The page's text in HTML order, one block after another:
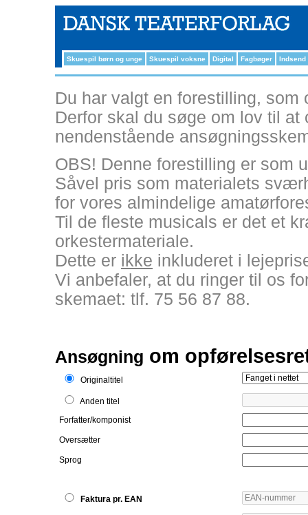
Skuespil børn og unge Skuespil voksne Digital Fagbøger Indsend
Du har valgt en forestilling,
Derfor skal du søge om lov til
nendenstående
OBS! Denne forestilling er som
Såvel pris som materialets
for vores almindelige
Til de fleste musicals er det et
orkestermateriale.
Dette er ikke inkluderet i
Vi anbefaler, at du ringer til os
skemaet: tlf. 75 56 87 88.
Ansøgning om
Originaltitel
Anden titel
Forfatter/komponist
Oversætter
Sprog
Faktura pr. EAN